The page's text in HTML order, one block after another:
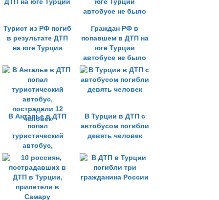
Турист из РФ погиб
в результате ДТП
на юге Турции
Граждан РФ в
попавшем в ДТП на
юге Турции
автобусе не было
В Анталье в ДТП
попал
туристический
автобус,
пострадали 12
человек
В Турции в ДТП с
автобусом погибли
девять человек